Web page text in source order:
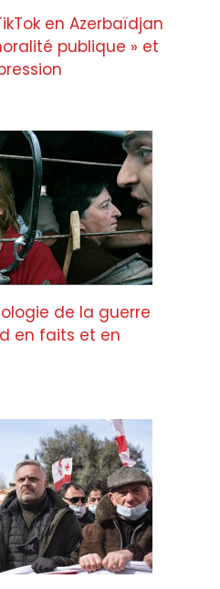
en Azerbaïdjan
publique » et
de la guerre
en faits et en